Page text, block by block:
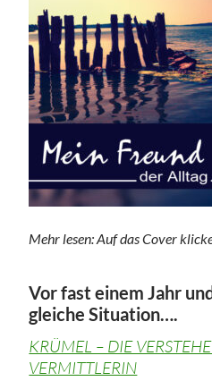
Mehr lesen: Auf das Cover
Vor fast einem Jahr
gleiche Situation….
KRÜMEL – DIE
VERMITTLERIN